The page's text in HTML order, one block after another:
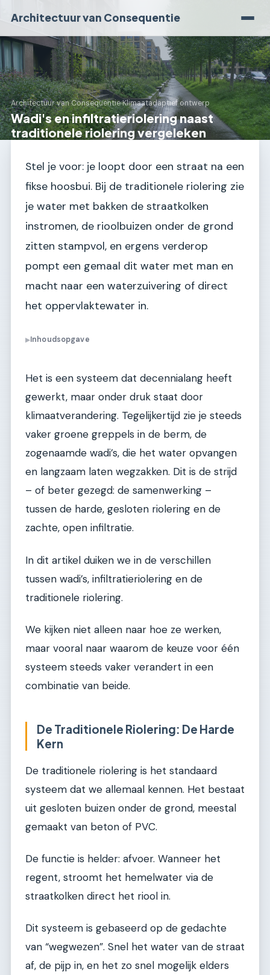
Architectuur van Consequentie
Architectuur van Consequentie›Klimaatadaptief ontwerp
Wadi's en infiltratieriolering naast
traditionele riolering vergeleken
Stel je voor: je loopt door een straat na een
fikse hoosbui. Bij de traditionele riolering zie
je water met bakken de straatkolken
instromen, de rioolbuizen onder de grond
zitten stampvol, en ergens verderop
pompt een gemaal dit water met man en
macht naar een waterzuivering of direct
het oppervlaktewater in.
▶Inhoudsopgave
Het is een systeem dat decennialang heeft
gewerkt, maar onder druk staat door
klimaatverandering. Tegelijkertijd zie je steeds
vaker groene greppels in de berm, de
zogenaamde wadi’s, die het water opvangen
en langzaam laten wegzakken. Dit is de strijd
– of beter gezegd: de samenwerking –
tussen de harde, gesloten riolering en de
zachte, open infiltratie.
In dit artikel duiken we in de verschillen
tussen wadi’s, infiltratieriolering en de
traditionele riolering.
We kijken niet alleen naar hoe ze werken,
maar vooral naar waarom de keuze voor één
systeem steeds vaker verandert in een
combinatie van beide.
De Traditionele Riolering: De Harde
Kern
De traditionele riolering is het standaard
systeem dat we allemaal kennen. Het bestaat
uit gesloten buizen onder de grond, meestal
gemaakt van beton of PVC.
De functie is helder: afvoer. Wanneer het
regent, stroomt het hemelwater via de
straatkolken direct het riool in.
Dit systeem is gebaseerd op de gedachte
van “wegwezen”. Snel het water van de straat
af, de pijp in, en het zo snel mogelijk elders